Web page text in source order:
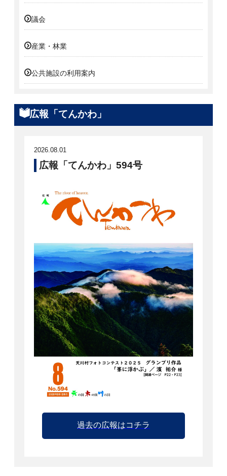
議会
産業・林業
公共施設の利用案内
広報「てんかわ」
2026.08.01
広報「てんかわ」594号
過去の広報はコチラ